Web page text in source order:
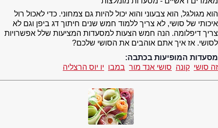
הוא מגולגל, הוא צבעוני והוא יכול להיות גם צמחוני. כדי לאכול רול
איכותי של סושי, לא צריך ללמוד חמש שנים חיתוך דג ביפן וגם לא
צריך דיפלומה. הנה חמש הצעות למסעדות המציעות שלל אפשרויות
לסושי. אז איך אתם אוהבים את הסושי שלכם?
מסעדות המופיעות בכתבה:
זה סושי קונה סושי אנד מור במבו יו יוס הרצליה